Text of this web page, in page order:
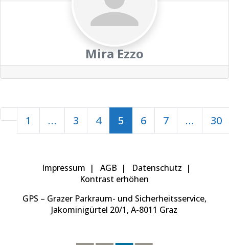
Mira Ezzo
Beitragsnavigation
Newer posts
1 … 3 4 5 6 7 … 30
Impressum AGB
Datenschutz
Kontrast erhöhen
GPS – Grazer Parkraum- und Sicherheitsservice,
Jakominigürtel 20/1, A-8011 Graz